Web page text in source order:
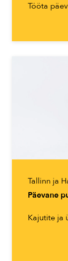
Tööta
Tallinn ja
Päevane
Kajutite ja